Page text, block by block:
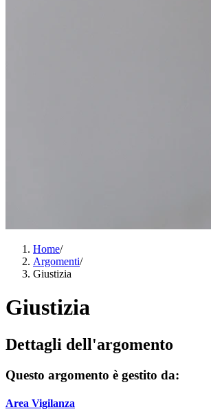
Home/
Argomenti/
Giustizia
Giustizia
Dettagli dell'argomento
Questo argomento è gestito da:
Area Vigilanza